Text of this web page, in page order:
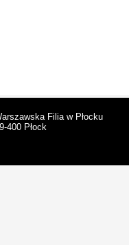
Filia w Płocku
400 Płock